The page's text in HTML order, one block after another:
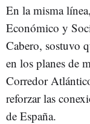
En la misma
Económico y
Cabero, sostuvo
en los planes de
Corredor
reforzar las
de España.